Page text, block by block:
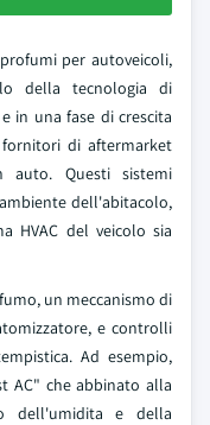
per autoveicoli,
della tecnologia di
in una fase di crescita
di aftermarket
auto. Questi sistemi
dell'abitacolo,
HVAC del veicolo sia
un meccanismo di
e controlli
Ad esempio,
AC" che abbinato alla
dell'umidita e della